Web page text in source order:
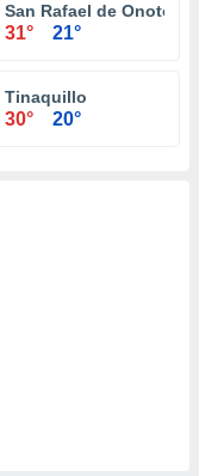
San Rafael de Onoto
31° 21°
Tinaquillo
30° 20°